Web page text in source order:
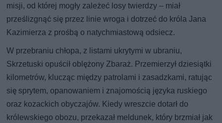
misji, od której mogły zależeć losy twierdzy – miał
prześlizgnąć się przez linie wroga i dotrzeć do króla Jana
Kazimierza z prośbą o natychmiastową odsiecz.
W przebraniu chłopa, z listami ukrytymi w ubraniu,
Skrzetuski opuścił oblężony Zbaraż. Przemierzył dziesiątki
kilometrów, klucząc między patrolami i zasadzkami, ratując
się sprytem, opanowaniem i znajomością języka ruskiego
oraz kozackich obyczajów. Kiedy wreszcie dotarł do
królewskiego obozu, przekazał meldunek, który brzmiał jak